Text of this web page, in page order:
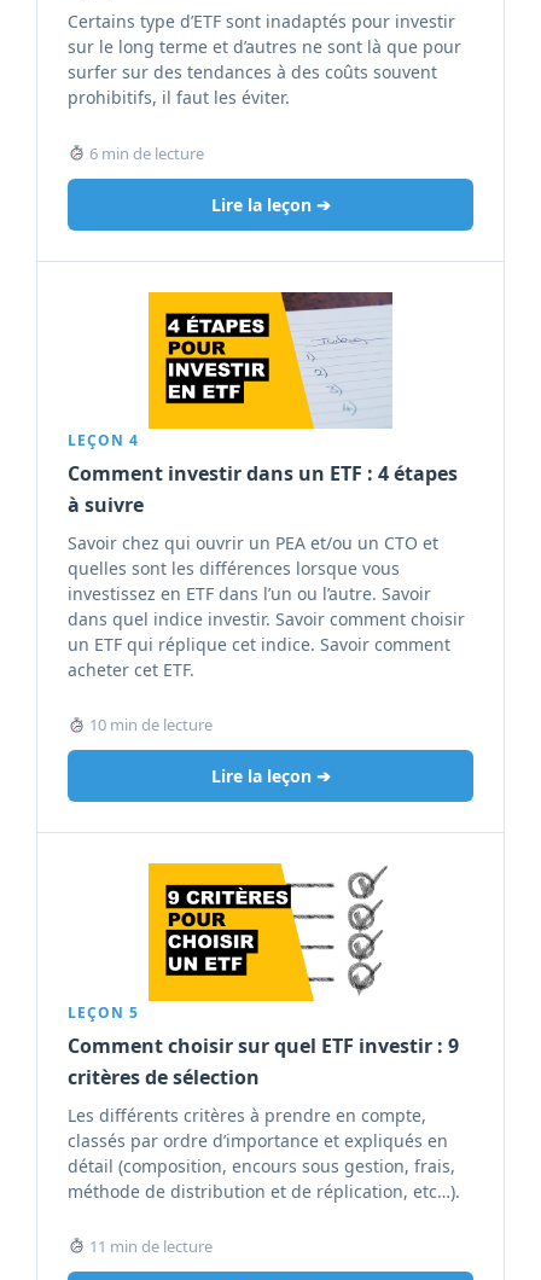
Certains type d’ETF sont inadaptés pour investir
sur le long terme et d’autres ne sont là que pour
surfer sur des tendances à des coûts souvent
prohibitifs, il faut les éviter.
6 min de lecture
Lire la leçon ➔
LEÇON 4
Comment investir dans un ETF : 4 étapes
à suivre
Savoir chez qui ouvrir un PEA et/ou un CTO et
quelles sont les différences lorsque vous
investissez en ETF dans l’un ou l’autre. Savoir
dans quel indice investir. Savoir comment choisir
un ETF qui réplique cet indice. Savoir comment
acheter cet ETF.
10 min de lecture
Lire la leçon ➔
LEÇON 5
Comment choisir sur quel ETF investir : 9
critères de sélection
Les différents critères à prendre en compte,
classés par ordre d’importance et expliqués en
détail (composition, encours sous gestion, frais,
méthode de distribution et de réplication, etc…).
11 min de lecture